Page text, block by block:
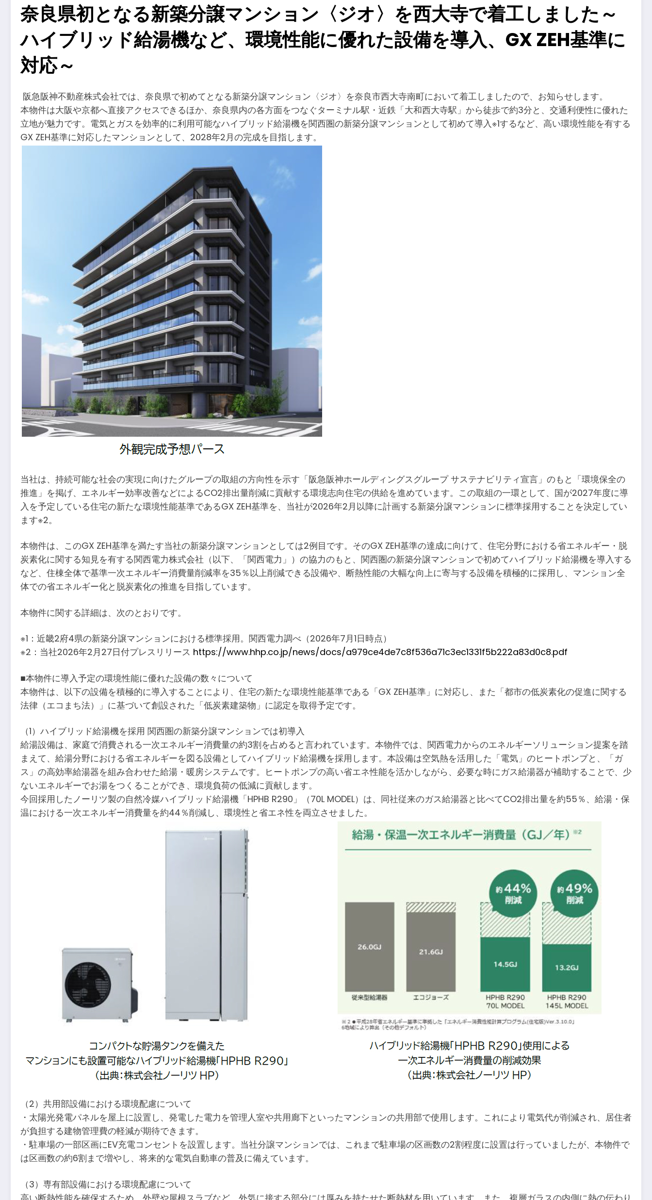
奈良県初となる新築分譲マンション〈ジオ〉を西大寺で着工しました～
ハイブリッド給湯機など、環境性能に優れた設備を導入、GX ZEH基準に
対応～
​阪急阪神不動産株式会社では、奈良県で初めてとなる新築分譲マンション〈ジオ〉を奈良市西大寺南町において着工しましたので、お知らせします。
本物件は大阪や京都へ直接アクセスできるほか、奈良県内の各方面をつなぐターミナル駅・近鉄「大和西大寺駅」から徒歩で約3分と、交通利便性に優れた
立地が魅力です。電気とガスを効率的に利用可能なハイブリッド給湯機を関西圏の新築分譲マンションとして初めて導入※1するなど、高い環境性能を有する
GX ZEH基準に対応したマンションとして、2028年2月の完成を目指します。
当社は、持続可能な社会の実現に向けたグループの取組の方向性を示す「阪急阪神ホールディングスグループ サステナビリティ宣言」のもと「環境保全の
推進」を掲げ、エネルギー効率改善などによるCO2排出量削減に貢献する環境志向住宅の供給を進めています。この取組の一環として、国が2027年度に導
入を予定している住宅の新たな環境性能基準であるGX ZEH基準を、当社が2026年2月以降に計画する新築分譲マンションに標準採用することを決定してい
ます※2。
本物件は、このGX ZEH基準を満たす当社の新築分譲マンションとしては2例目です。そのGX ZEH基準の達成に向けて、住宅分野における省エネルギー・脱
炭素化に関する知見を有する関西電力株式会社（以下、「関西電力」）の協力のもと、関西圏の新築分譲マンションで初めてハイブリッド給湯機を導入する
など、住棟全体で基準一次エネルギー消費量削減率を35％以上削減できる設備や、断熱性能の大幅な向上に寄与する設備を積極的に採用し、マンション全
体での省エネルギー化と脱炭素化の推進を目指しています。
本物件に関する詳細は、次のとおりです。
※1：近畿2府4県の新築分譲マンションにおける標準採用。関西電力調べ（2026年7月1日時点）
※2：当社2026年2月27日付プレスリリース https://www.hhp.co.jp/news/docs/a979ce4de7c8f536a71c3ec1331f5b222a83d0c8.pdf
■本物件に導入予定の環境性能に優れた設備の数々について
本物件は、以下の設備を積極的に導入することにより、住宅の新たな環境性能基準である「GX ZEH基準」に対応し、また「都市の低炭素化の促進に関する
法律（エコまち法）」に基づいて創設された「低炭素建築物」に認定を取得予定です。
（1）ハイブリッド給湯機を採用 関西圏の新築分譲マンションでは初導入
給湯設備は、家庭で消費される一次エネルギー消費量の約3割を占めると言われています。本物件では、関西電力からのエネルギーソリューション提案を踏
まえて、給湯分野における省エネルギーを図る設備としてハイブリッド給湯機を採用します。本設備は空気熱を活用した「電気」のヒートポンプと、「ガ
ス」の高効率給湯器を組み合わせた給湯・暖房システムです。ヒートポンプの高い省エネ性能を活かしながら、必要な時にガス給湯器が補助することで、少
ないエネルギーでお湯をつくることができ、環境負荷の低減に貢献します。
今回採用したノーリツ製の自然冷媒ハイブリッド給湯機「HPHB R290」（70L MODEL）は、同社従来のガス給湯器と比べてCO2排出量を約55％、給湯・保
温における一次エネルギー消費量を約44％削減し、環境性と省エネ性を両立させました。
（2）共用部設備における環境配慮について
・太陽光発電パネルを屋上に設置し、発電した電力を管理人室や共用廊下といったマンションの共用部で使用します。これにより電気代が削減され、居住者
が負担する建物管理費の軽減が期待できます。
・駐車場の一部区画にEV充電コンセントを設置します。当社分譲マンションでは、これまで駐車場の区画数の2割程度に設置は行っていましたが、本物件で
は区画数の約6割まで増やし、将来的な電気自動車の普及に備えています。
（3）専有部設備における環境配慮について